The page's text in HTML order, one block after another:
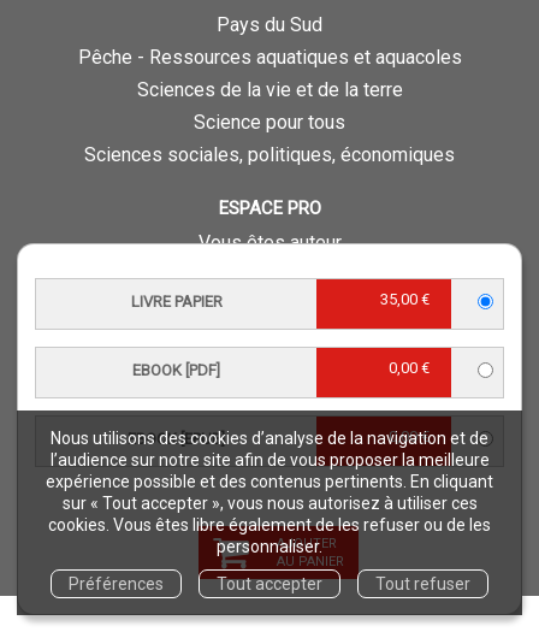
Nous utilisons des cookies d’analyse de la navigation et de
l’audience sur notre site afin de vous proposer la meilleure
expérience possible et des contenus pertinents. En cliquant
sur « Tout accepter », vous nous autorisez à utiliser ces
cookies. Vous êtes libre également de les refuser ou de les
personnaliser.
Préférences
Tout accepter Tout refuser
LIVRE PAPIER 35,00 €
EBOOK [PDF] 0,00 €
EBOOK [EPUB] 0,00 €
AJOUTER
AU PANIER
Pays du Sud
Pêche - Ressources aquatiques et aquacoles
Sciences de la vie et de la terre
Science pour tous
Sciences sociales, politiques, économiques
ESPACE PRO
Vous êtes auteur
Vous êtes journaliste
Vous êtes libraire
Foreign rights
Procédure d'évaluation
NOTRE SITE
Quae © 2018
Mentions légales
Déclaration d'accessibilité